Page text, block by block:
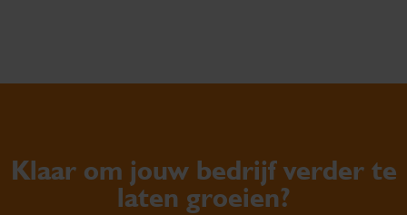
Klaar om jouw bedrijf verder te
laten groeien?